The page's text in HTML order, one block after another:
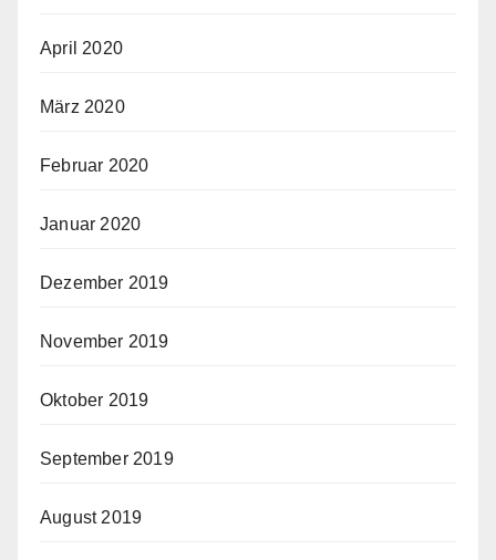
April 2020
März 2020
Februar 2020
Januar 2020
Dezember 2019
November 2019
Oktober 2019
September 2019
August 2019